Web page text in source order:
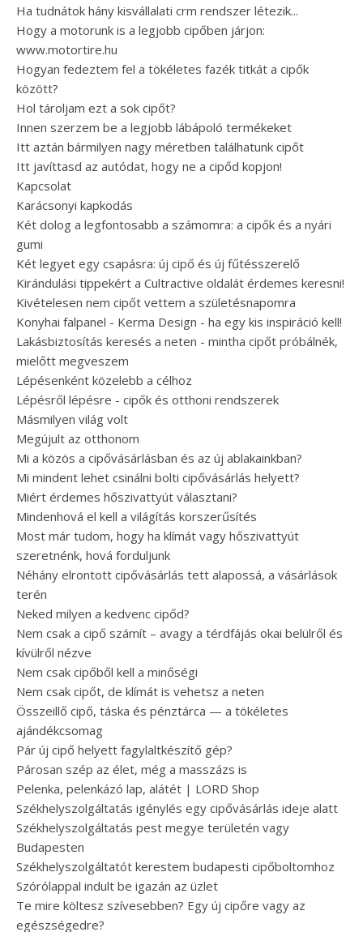
Ha tudnátok hány kisvállalati crm rendszer létezik...
Hogy a motorunk is a legjobb cipőben járjon:
www.motortire.hu
Hogyan fedeztem fel a tökéletes fazék titkát a cipők
között?
Hol tároljam ezt a sok cipőt?
Innen szerzem be a legjobb lábápoló termékeket
Itt aztán bármilyen nagy méretben találhatunk cipőt
Itt javíttasd az autódat, hogy ne a cipőd kopjon!
Kapcsolat
Karácsonyi kapkodás
Két dolog a legfontosabb a számomra: a cipők és a nyári
gumi
Két legyet egy csapásra: új cipő és új fűtésszerelő
Kirándulási tippekért a Cultractive oldalát érdemes keresni!
Kivételesen nem cipőt vettem a születésnapomra
Konyhai falpanel - Kerma Design - ha egy kis inspiráció kell!
Lakásbiztosítás keresés a neten - mintha cipőt próbálnék,
mielőtt megveszem
Lépésenként közelebb a célhoz
Lépésről lépésre - cipők és otthoni rendszerek
Másmilyen világ volt
Megújult az otthonom
Mi a közös a cipővásárlásban és az új ablakainkban?
Mi mindent lehet csinálni bolti cipővásárlás helyett?
Miért érdemes hőszivattyút választani?
Mindenhová el kell a világítás korszerűsítés
Most már tudom, hogy ha klímát vagy hőszivattyút
szeretnénk, hová forduljunk
Néhány elrontott cipővásárlás tett alapossá, a vásárlások
terén
Neked milyen a kedvenc cipőd?
Nem csak a cipő számít – avagy a térdfájás okai belülről és
kívülről nézve
Nem csak cipőből kell a minőségi
Nem csak cipőt, de klímát is vehetsz a neten
Összeillő cipő, táska és pénztárca — a tökéletes
ajándékcsomag
Pár új cipő helyett fagylaltkészítő gép?
Párosan szép az élet, még a masszázs is
Pelenka, pelenkázó lap, alátét | LORD Shop
Székhelyszolgáltatás igénylés egy cipővásárlás ideje alatt
Székhelyszolgáltatás pest megye területén vagy
Budapesten
Székhelyszolgáltatót kerestem budapesti cipőboltomhoz
Szórólappal indult be igazán az üzlet
Te mire költesz szívesebben? Egy új cipőre vagy az
egészségedre?